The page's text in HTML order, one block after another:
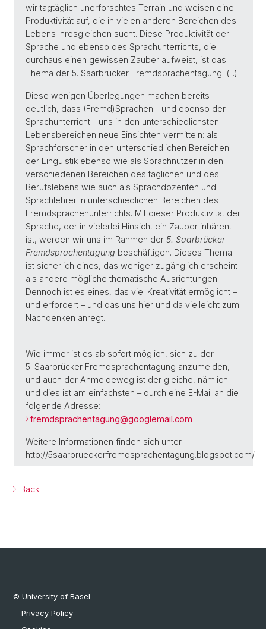
wir tagtäglich unerforschtes Terrain und weisen eine
Produktivität auf, die in vielen anderen Bereichen des
Lebens Ihresgleichen sucht. Diese Produktivität der
Sprache und ebenso des Sprachunterrichts, die
durchaus einen gewissen Zauber aufweist, ist das
Thema der 5. Saarbrücker Fremdsprachentagung. (...)
Diese wenigen Überlegungen machen bereits
deutlich, dass (Fremd)Sprachen - und ebenso der
Sprachunterricht - uns in den unterschiedlichsten
Lebensbereichen neue Einsichten vermitteln: als
Sprachforscher in den unterschiedlichen Bereichen
der Linguistik ebenso wie als Sprachnutzer in den
verschiedenen Bereichen des täglichen und des
Berufslebens wie auch als Sprachdozenten und
Sprachlehrer in unterschiedlichen Bereichen des
Fremdsprachenunterrichts. Mit dieser Produktivität der
Sprache, der in vielerlei Hinsicht ein Zauber inhärent
ist, werden wir uns im Rahmen der 5. Saarbrücker
Fremdsprachentagung beschäftigen. Dieses Thema
ist sicherlich eines, das weniger zugänglich erscheint
als andere mögliche thematische Ausrichtungen.
Dennoch ist es eines, das viel Kreativität ermöglicht –
und erfordert – und das uns hier und da vielleicht zum
Nachdenken anregt.
Wie immer ist es ab sofort möglich, sich zu der
5. Saarbrücker Fremdsprachentagung anzumelden,
und auch der Anmeldeweg ist der gleiche, nämlich –
und dies ist am einfachsten – durch eine E-Mail an die
folgende Adresse:
fremdsprachentagung@googlemail.com
Weitere Informationen finden sich unter
http://5saarbrueckerfremdsprachentagung.blogspot.com/
Back
© University of Basel
Privacy Policy